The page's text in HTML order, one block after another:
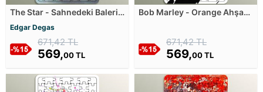
The Star - Sahnedeki Balerin
Edgar Degas
671,42 TL
569,00 TL
Bob Marley - Orange Ahşap
671,42 TL
569,00 TL